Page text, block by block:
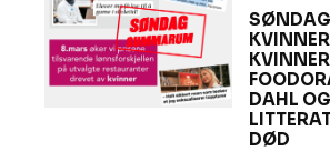
DAHL OG
DØD